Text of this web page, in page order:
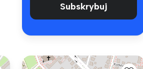
Subskrybuj